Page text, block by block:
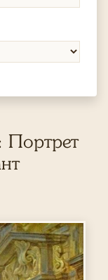
Портрет